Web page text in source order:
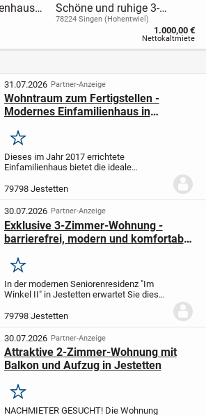
Schöne und ruhige 3-
Zimmer Wohnung in der
78224 Singen (Hohentwiel)
1.000,00 €
Nettokaltmiete
31.07.2026 Partner-Anzeige
Wohntraum zum Fertigstellen -
Modernes Einfamilienhaus in
Merken
Dieses im Jahr 2017 errichtete
Einfamilienhaus bietet die ideale
nach eigenen Vorstellungen verwirklichen
möchten. In ruhiger Wohnlage gelegen,
überzeugt die...
79798 Jestetten
30.07.2026 Partner-Anzeige
Exklusive 3-Zimmer-Wohnung -
barrierefrei, modern und komfortabel
Merken
In der modernen Seniorenresidenz "Im
Winkel II" in Jestetten erwartet Sie diese
Wohnung, die komfortables und
selbstbestimmtes Wohnen im Alter auf
höchstem...
79798 Jestetten
30.07.2026 Partner-Anzeige
Attraktive 2-Zimmer-Wohnung mit
Balkon und Aufzug in Jestetten
Merken
NACHMIETER GESUCHT! Die Wohnung